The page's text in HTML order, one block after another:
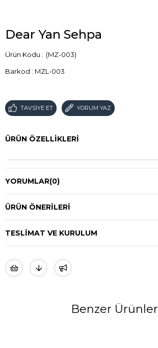
Dear Yan Sehpa
(MZ-003)
Barkod : MZL-003
TAVSIYE ET YORUM YAZ
ÜRÜN ÖZELLIKLERI
YORUMLAR(0)
ÜRÜN ÖNERILERI
TESLIMAT VE KURULUM
Benzer Ürünler